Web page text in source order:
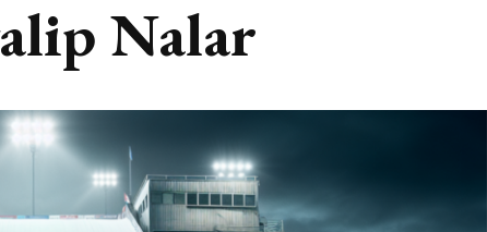
Nalar